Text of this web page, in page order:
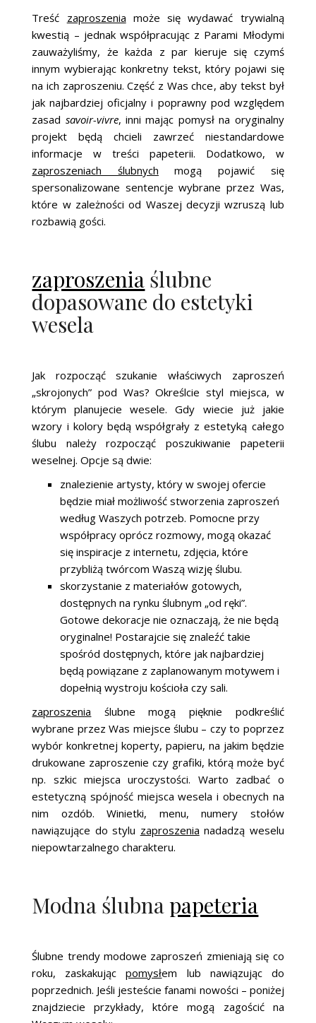
Treść zaproszenia może się wydawać trywialną
kwestią – jednak współpracując z Parami Młodymi
zauważyliśmy, że każda z par kieruje się czymś
innym wybierając konkretny tekst, który pojawi się
na ich zaproszeniu. Część z Was chce, aby tekst był
jak najbardziej oficjalny i poprawny pod względem
zasad savoir-vivre, inni mając pomysł na oryginalny
projekt będą chcieli zawrzeć niestandardowe
informacje w treści papeterii. Dodatkowo, w
zaproszeniach ślubnych mogą pojawić się
spersonalizowane sentencje wybrane przez Was,
które w zależności od Waszej decyzji wzruszą lub
rozbawią gości.
zaproszenia ślubne
dopasowane do estetyki
wesela
Jak rozpocząć szukanie właściwych zaproszeń
„skrojonych” pod Was? Określcie styl miejsca, w
którym planujecie wesele. Gdy wiecie już jakie
wzory i kolory będą współgrały z estetyką całego
ślubu należy rozpocząć poszukiwanie papeterii
weselnej. Opcje są dwie:
znalezienie artysty, który w swojej ofercie
będzie miał możliwość stworzenia zaproszeń
według Waszych potrzeb. Pomocne przy
współpracy oprócz rozmowy, mogą okazać
się inspiracje z internetu, zdjęcia, które
przybliżą twórcom Waszą wizję ślubu.
skorzystanie z materiałów gotowych,
dostępnych na rynku ślubnym „od ręki”.
Gotowe dekoracje nie oznaczają, że nie będą
oryginalne! Postarajcie się znaleźć takie
spośród dostępnych, które jak najbardziej
będą powiązane z zaplanowanym motywem i
dopełnią wystroju kościoła czy sali.
zaproszenia ślubne mogą pięknie podkreślić
wybrane przez Was miejsce ślubu – czy to poprzez
wybór konkretnej koperty, papieru, na jakim będzie
drukowane zaproszenie czy grafiki, którą może być
np. szkic miejsca uroczystości. Warto zadbać o
estetyczną spójność miejsca wesela i obecnych na
nim ozdób. Winietki, menu, numery stołów
nawiązujące do stylu zaproszenia nadadzą weselu
niepowtarzalnego charakteru.
Modna ślubnapapeteria
Ślubne trendy modowe zaproszeń zmieniają się co
roku, zaskakującpomysłem lub nawiązując do
poprzednich. Jeśli jesteście fanami nowości – poniżej
znajdziecie przykłady, które mogą zagościć na